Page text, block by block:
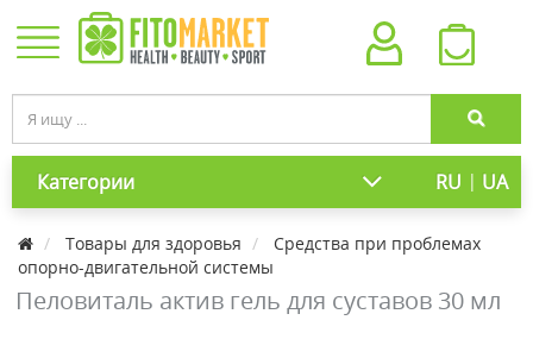
Категории RU | UA
Товары для здоровья
Средства при проблемах
опорно-двигательной системы
Пеловиталь актив гель для суставов 30 мл